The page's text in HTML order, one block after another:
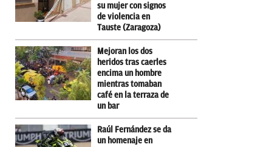
su mujer con signos
de violencia en
Tauste (Zaragoza)
Mejoran los dos
heridos tras caerles
encima un hombre
mientras tomaban
café en la terraza de
un bar
Raúl Fernández se da
un homenaje en